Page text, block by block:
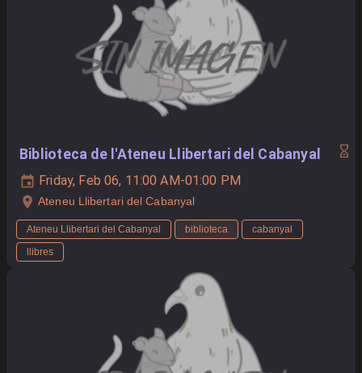
Biblioteca de l'Ateneu Llibertari del Cabanyal
Friday, Feb 06, 11:00 AM-01:00 PM
Ateneu Llibertari del Cabanyal
Ateneu Llibertari del Cabanyal biblioteca
cabanyal
llibres